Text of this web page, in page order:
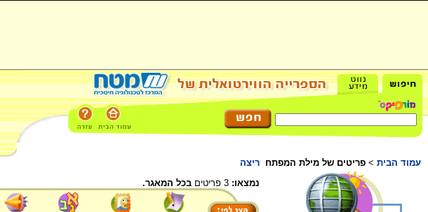
עמוד הבית > פריטים של מילת המפתח ריצה
נמצאו: בכל המאגר.